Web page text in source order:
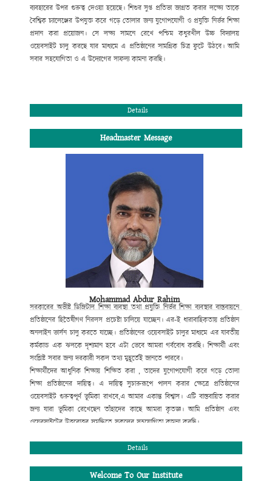
ব্যবহারের উপর গুরুত্বদেওয়া হয়েছে। শিশুর সুপ্ত প্রতিভা জাগ্রত করার লক্ষ্যে তাকে
বৈশ্বিক চ্যালেঞ্জের উপযুক্ত করে গড়ে তোলার জন্য যুগোপযোগী ও প্রযুক্তি নির্ভর শিক্ষা
প্রদান করা প্রয়োজন। সে লক্ষ্য সামনে রেখে পশ্চিম কধুরখীল উচ্চ বিদ্যালয়
ওয়েবসাইট চালু করছে যার মাধ্যমে এ প্রতিষ্ঠানের সামগ্রিক চিত্র ফুটে উঠবে। আমি
সবার সহযোগিতা ও এ উদ্যোগের সাফল্য কামনা করছি।
পশ্চিম কধুরখীল উচ্চ বিদ্যালয় পরিচালনা পর্ষদ।
Details
Headmaster Message
Mohammad Abdur Rahim
সরকারের অভীষ্ট ডিজিটাল শিক্ষা ব্যবস্থাতথা প্রযুক্তি নির্ভর শিক্ষা ব্যবস্থার বাস্তবায়নে
প্রতিষ্ঠানের হিতৈষীগণ নিরলস প্রচেষ্টাচালিয়ে যাচ্ছেন। এর-ই ধারাবাহিকতায় প্রতিষ্ঠান
অনলাইন ভার্সন চালু করতে যাচ্ছে। প্রতিষ্ঠানের ওয়েবসাইটচালুর মাধ্যমে এর যাবতীয়
কর্মকান্ড এক ঝলকে দৃশ্যমান হবে এটা ভেবে আমরা গর্ববোধ করছি। শিক্ষার্থী এবং
সংশ্লিষ্ট সবার জন্য দরকারী সকল তথ্য মুহূর্তেই জানতে পারবে।
শিক্ষার্থীদের আধুনিক শিক্ষায় শিক্ষিত করা , তাদের যুগোপযোগী করে গড়ে তোলা
শিক্ষা প্রতিষ্ঠানের দায়িত্ব। এ দায়িত্ব সুচারুরূপে পালন করার ক্ষেত্রে প্রতিষ্ঠানের
ওয়েবসাইট গুরুত্বপূর্ণ ভূমিকা রাখবে,এ আমার একান্ত বিশ্বাস। এটি বাস্তবায়িত করার
জন্য যারা ভূমিকা রেখেছেন তাঁহাদের কাছে আমরা কৃতজ্ঞ। আমিপ্রতিষ্ঠান এবং
ওয়েবসাইটের উত্তরোত্তর সমৃদ্ধিতে সকলের সহযোগিতা কামনা করছি।
Details
Welcome To Our Institute